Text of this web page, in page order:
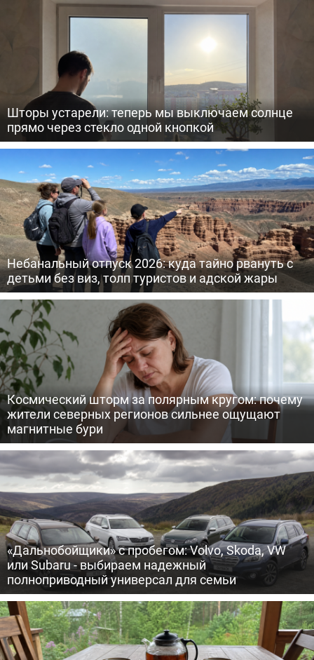
Шторы устарели: теперь мы выключаем солнце
прямо через стекло одной кнопкой
Небанальный отпуск 2026: куда тайно рвануть с
детьми без виз, толп туристов и адской жары
Космический шторм за полярным кругом: почему
жители северных регионов сильнее ощущают
магнитные бури
«Дальнобойщики» с пробегом: Volvo, Skoda, VW
или Subaru - выбираем надежный
полноприводный универсал для семьи